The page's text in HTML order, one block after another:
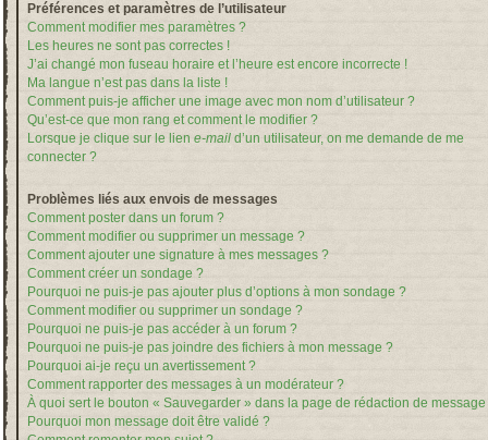
Préférences et paramètres de l’utilisateur
Comment modifier mes paramètres ?
Les heures ne sont pas correctes !
J’ai changé mon fuseau horaire et l’heure est encore incorrecte !
Ma langue n’est pas dans la liste !
Comment puis-je afficher une image avec mon nom d’utilisateur ?
Qu’est-ce que mon rang et comment le modifier ?
Lorsque je clique sur le lien e-mail d’un utilisateur, on me demande de me
connecter ?
Problèmes liés aux envois de messages
Comment poster dans un forum ?
Comment modifier ou supprimer un message ?
Comment ajouter une signature à mes messages ?
Comment créer un sondage ?
Pourquoi ne puis-je pas ajouter plus d’options à mon sondage ?
Comment modifier ou supprimer un sondage ?
Pourquoi ne puis-je pas accéder à un forum ?
Pourquoi ne puis-je pas joindre des fichiers à mon message ?
Pourquoi ai-je reçu un avertissement ?
Comment rapporter des messages à un modérateur ?
À quoi sert le bouton « Sauvegarder » dans la page de rédaction de message
Pourquoi mon message doit être validé ?